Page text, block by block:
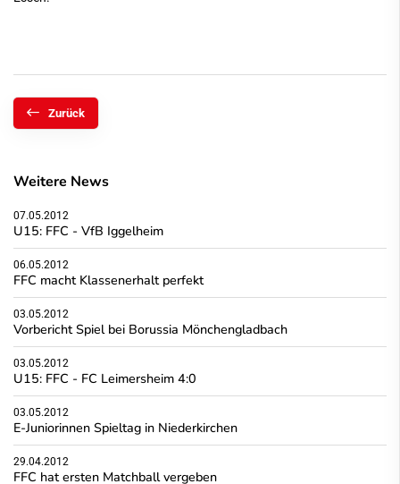
Zurück
Weitere News
07.05.2012
U15: FFC - VfB Iggelheim
06.05.2012
FFC macht Klassenerhalt perfekt
03.05.2012
Vorbericht Spiel bei Borussia Mönchengladbach
03.05.2012
U15: FFC - FC Leimersheim 4:0
03.05.2012
E-Juniorinnen Spieltag in Niederkirchen
29.04.2012
FFC hat ersten Matchball vergeben